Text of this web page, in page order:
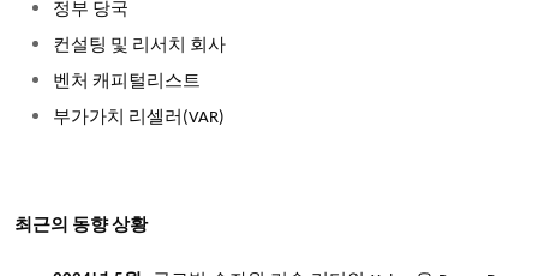
정부 당국
컨설팅 및 리서치 회사
벤처 캐피털리스트
부가가치 리셀러(VAR)
최근의 동향 상황